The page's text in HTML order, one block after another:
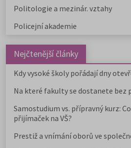
Politologie a mezinár. vztahy
Policejní akademie
Nejčtenější články
Kdy vysoké školy pořádají dny
Na které fakulty se dostanete bez
Samostudium vs. přípravný kurz:
přijímaček na VŠ?
Prestiž a vnímání oborů ve